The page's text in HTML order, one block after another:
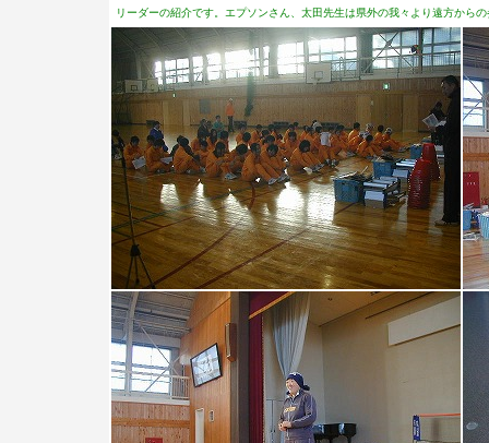
リーダーの紹介です。エプソンさん、太田先生は県外の我々より遠方から